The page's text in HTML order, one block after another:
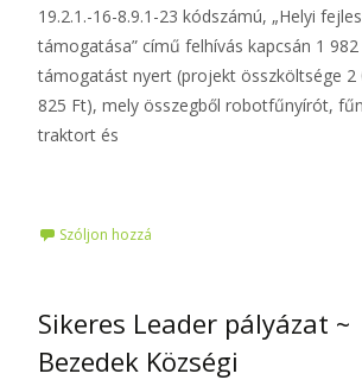
19.2.1.-16-8.9.1-23 kódszámú, „Helyi
támogatása” című felhívás kapcsán 1
támogatást nyert (projekt összköltsége 2
825 Ft), mely összegből robotfűnyírót,
traktort és
Szóljon hozzá
Sikeres Leader pályázat ~
Bezedek Községi